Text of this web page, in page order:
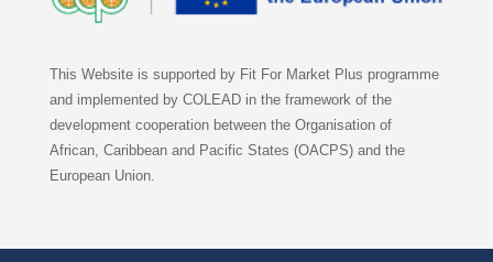
This Website is supported by Fit For Market Plus programme
and implemented by COLEAD in the framework of the
development cooperation between the Organisation of
African, Caribbean and Pacific States (OACPS) and the
European Union.